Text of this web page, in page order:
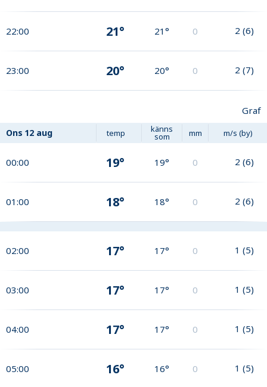
22:00 21° 21° 0 2 (6)
23:00 20° 20° 0 2 (7)
Graf
Ons 12 aug temp känns
som mm m/s (by)
00:00 19° 19° 0 2 (6)
01:00 18° 18° 0 2 (6)
02:00 17° 17° 0 1 (5)
03:00 17° 17° 0 1 (5)
04:00 17° 17° 0 1 (5)
05:00 16° 16° 0 1 (5)